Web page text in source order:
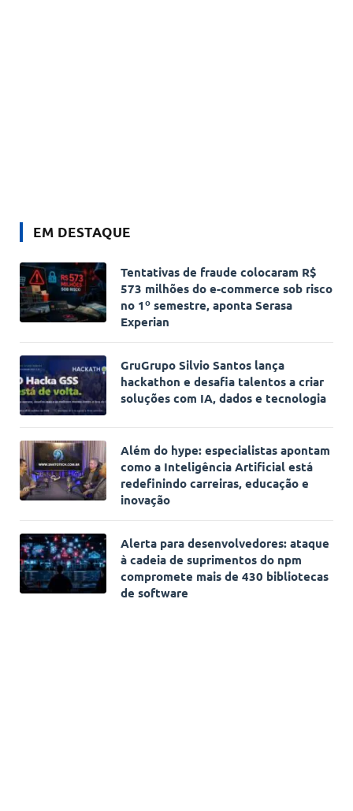
EM DESTAQUE
Tentativas de fraude colocaram R$
573 milhões do e-commerce sob risco
no 1º semestre, aponta Serasa
Experian
GruGrupo Silvio Santos lança
hackathon e desafia talentos a criar
soluções com IA, dados e tecnologia
Além do hype: especialistas apontam
como a Inteligência Artificial está
redefinindo carreiras, educação e
inovação
Alerta para desenvolvedores: ataque
à cadeia de suprimentos do npm
compromete mais de 430 bibliotecas
de software